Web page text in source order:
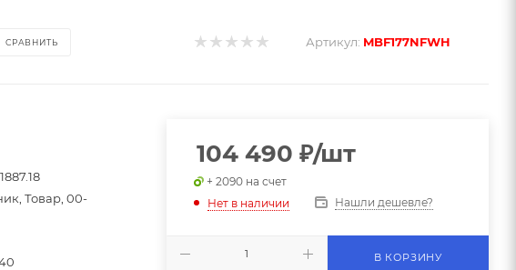
СРАВНИТЬ Артикул: MBF177NFWH
Товар, 00-
104 490 ₽/шт
+ 2090 на счет
Нет в наличии
Нашли дешевле?
В КОРЗИНУ